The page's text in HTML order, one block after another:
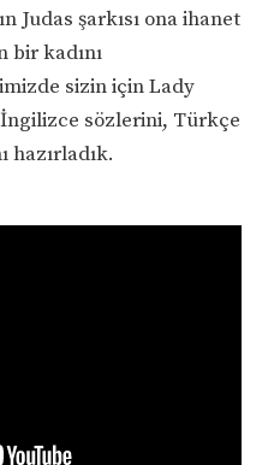
Judas şarkısı ona ihanet
bir kadını
sizin için Lady
İngilizce sözlerini, Türkçe
hazırladık.